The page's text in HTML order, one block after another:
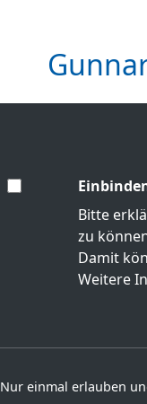
Bitte
zu
Damit
Weitere
Nur einmal erlauben